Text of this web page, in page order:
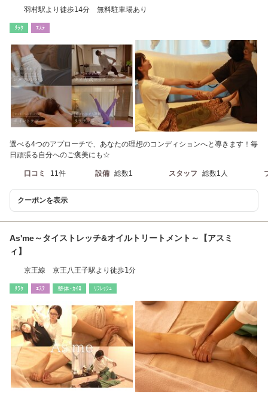
羽村駅より徒歩14分 無料駐車場あり
ﾘﾗｸ ｴｽﾃ
選べる4つのアプローチで、あなたの理想のコンディションへと導きます！毎
日頑張る自分へのご褒美にも☆
口コミ 11件 設備 総数1 スタッフ 総数1人
クーポンを表示
As'me～タイストレッチ&オイルトリートメント～【アスミ
ィ】
京王線 京王八王子駅より徒歩1分
ﾘﾗｸ ｴｽﾃ 整体･ｶｲﾛ ﾘﾌﾚｯｼｭ